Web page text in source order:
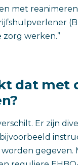
met
zorg werken.”
dat met
Er zijn
worden gegeven.